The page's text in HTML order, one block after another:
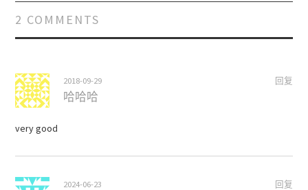
2 COMMENTS
回复
2018-09-29
哈哈哈
very good
回复
2024-06-23